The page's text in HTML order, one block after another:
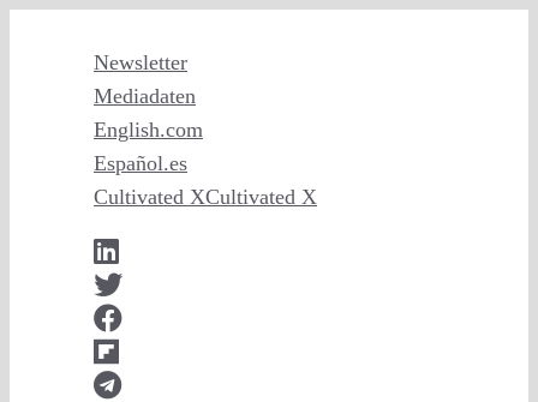
Newsletter
Mediadaten
English.com
Español.es
Cultivated XCultivated X